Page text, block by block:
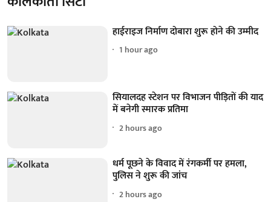
हाईराइज निर्माण दोबारा शुरू होने की उम्मीद
1 hour ago
सियालदह स्टेशन पर विभाजन पीड़ितों की याद
में बनेगी स्मारक प्रतिमा
2 hours ago
धर्म पूछने के विवाद में रंगकर्मी पर हमला,
पुलिस ने शुरू की जांच
2 hours ago